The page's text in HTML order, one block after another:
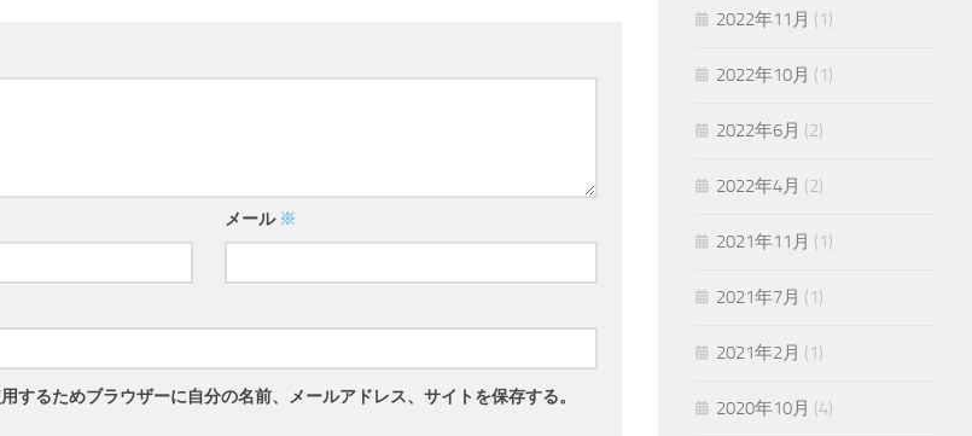
メール ※
するためブラウザーに自分の名前、メールアドレス、サイトを保存する。
2022年11月 (1)
2022年10月 (1)
2022年6月 (2)
2022年4月 (2)
2021年11月 (1)
2021年7月 (1)
2021年2月 (1)
2020年10月 (4)